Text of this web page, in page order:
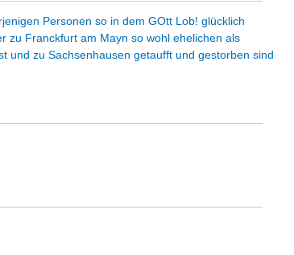
Personen so in dem GOtt Lob! glücklich
zu Franckfurt am Mayn so wohl ehelichen als
und zu Sachsenhausen getaufft und gestorben sind